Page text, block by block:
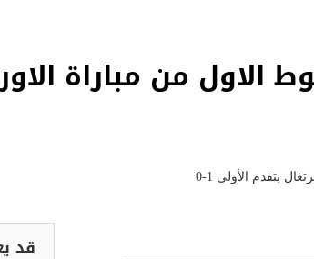
الشوط الاول من مباراة
قد